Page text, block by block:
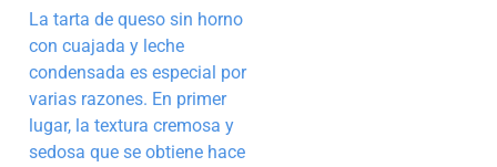
La tarta de queso sin horno
con cuajada y leche
condensada es especial por
varias razones. En primer
lugar, la textura cremosa y
sedosa que se obtiene hace